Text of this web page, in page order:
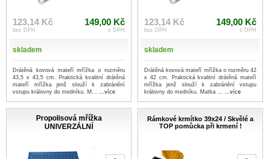
123,14 Kč
bez DPH
149,00 Kč
s DPH
skladem
Drátěná kovová mateří mřížka o rozměru
43,5 x 43,5 cm. Praktická kvalitní drátěná
mateří mřížka jenž slouží k zabránění
vstupu královny do medníku. M... ...více
123,14 Kč
bez DPH
149,00 Kč
s DPH
skladem
Drátěná kovová mateří mřížka o rozměru 42
x 42 cm. Praktická kvalitní drátěná mateří
mřížka jenž slouží k zabránění vstupu
královny do medníku. Matka ... ...více
Propolisová mřížka
UNIVERZÁLNÍ
Rámkové krmítko 39x24 / Skvělé a
TOP pomůcka při krmení !